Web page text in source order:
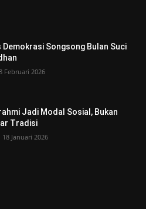
Demokrasi Songsong Bulan Suci
Februari 2026
Jadi Modal Sosial, Bukan
Tradisi
Januari 2026